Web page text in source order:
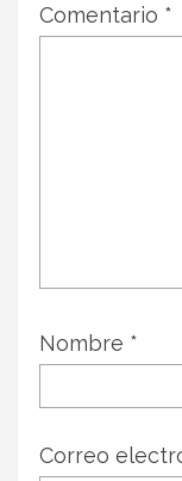
Comentario *
Nombre *
Correo